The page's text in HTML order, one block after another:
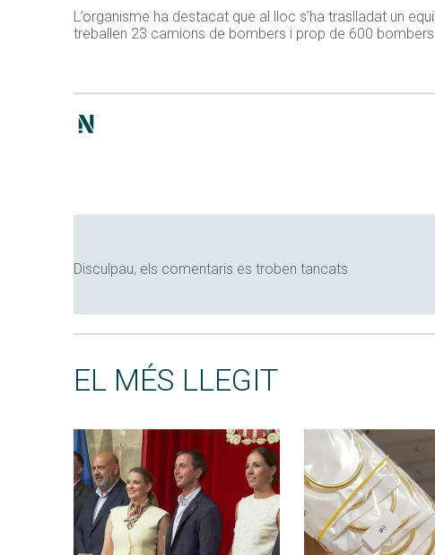
L’organisme ha destacat que al lloc s’ha traslladat un
treballen 23 camions de bombers i prop de 600
Disculpau, els comentaris es troben tancats
EL MÉS LLEGIT